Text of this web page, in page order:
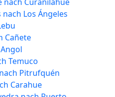
Los Ángeles
Cañete
Temuco
Pitrufquén
Carahue